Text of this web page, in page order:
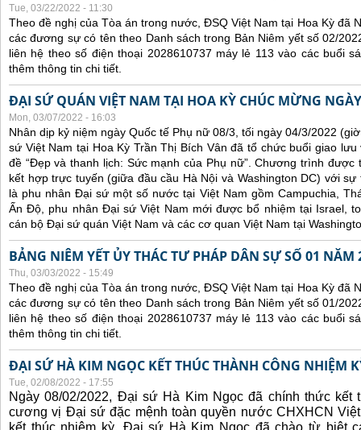
Tue, 03/22/2022 - 11:30
Theo đề nghị của Tòa án trong nước, ĐSQ Việt Nam tại Hoa Kỳ đã
các đương sự có tên theo Danh sách trong Bản Niêm yết số 02/
liên hệ theo số điện thoại 2028610737 máy lẻ 113 vào các buổi
thêm thông tin chi tiết.
ĐẠI SỨ QUÁN VIỆT NAM TẠI HOA KỲ CHÚC MỪNG
Mon, 03/07/2022 - 16:03
Nhân dịp kỷ niệm ngày Quốc tế Phụ nữ 08/3, tối ngày 04/3/2022
sứ Việt Nam tại Hoa Kỳ Trần Thị Bích Vân đã tổ chức buổi giao
đề “Đẹp và thanh lịch: Sức mạnh của Phụ nữ”. Chương trình
kết hợp trực tuyến (giữa đầu cầu Hà Nội và Washington DC) với
là phu nhân Đại sứ một số nước tại Việt Nam gồm Campuchia,
Ấn Độ, phu nhân Đại sứ Việt Nam mới được bổ nhiệm tại Israel,
cán bộ Đại sứ quán Việt Nam và các cơ quan Việt Nam tại
BẢNG NIÊM YẾT ỦY THÁC TƯ PHÁP DÂN SỰ SỐ 01 NĂM
Thu, 03/03/2022 - 15:49
Theo đề nghị của Tòa án trong nước, ĐSQ Việt Nam tại Hoa Kỳ đã
các đương sự có tên theo Danh sách trong Bản Niêm yết số 01/
liên hệ theo số điện thoại 2028610737 máy lẻ 113 vào các buổi
thêm thông tin chi tiết.
ĐẠI SỨ HÀ KIM NGỌC KẾT THÚC THÀNH CÔNG NHIỆM
Tue, 02/08/2022 - 17:55
Ngày 08/02/2022, Đại sứ Hà Kim Ngọc đã chính thức kết
cương vị Đại sứ đặc mệnh toàn quyền nước CHXHCN
kết thúc nhiệm kỳ, Đại sứ Hà Kim Ngọc đã chào từ biệt